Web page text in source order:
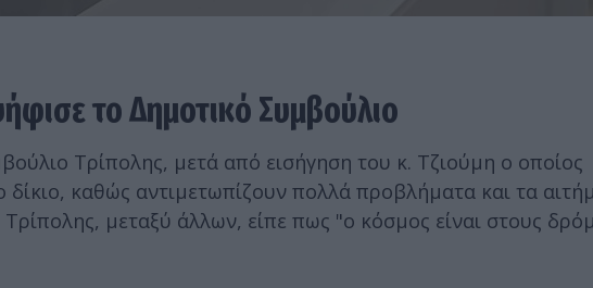
το Δημοτικό Συμβούλιο
Τρίπολης, μετά από εισήγηση του κ. Τζιούμη ο οποίος
καθώς αντιμετωπίζουν πολλά προβλήματα και τα
μεταξύ άλλων, είπε πως "ο κόσμος είναι στους